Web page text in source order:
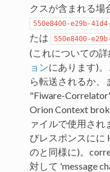
クスが含まれる場
550e8400-e29b-
たは
550e8400-
(これについての詳
ョンにあります)
ら転送されるか、
"Fiware-
Orion Context
ァイルで使用され
びレスポンスにに
のと同様に)。
対して 'message